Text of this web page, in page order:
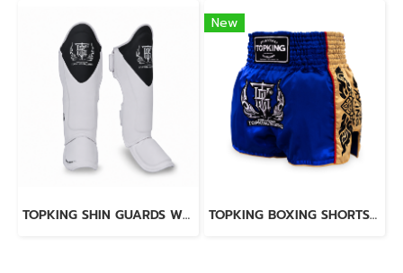
TOPKING SHIN GUARDS WHITE BLACK BLEND
New
TOPKING BOXING SHORTS BLUE 276